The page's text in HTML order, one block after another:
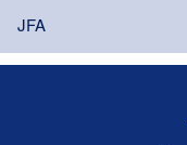
JFA